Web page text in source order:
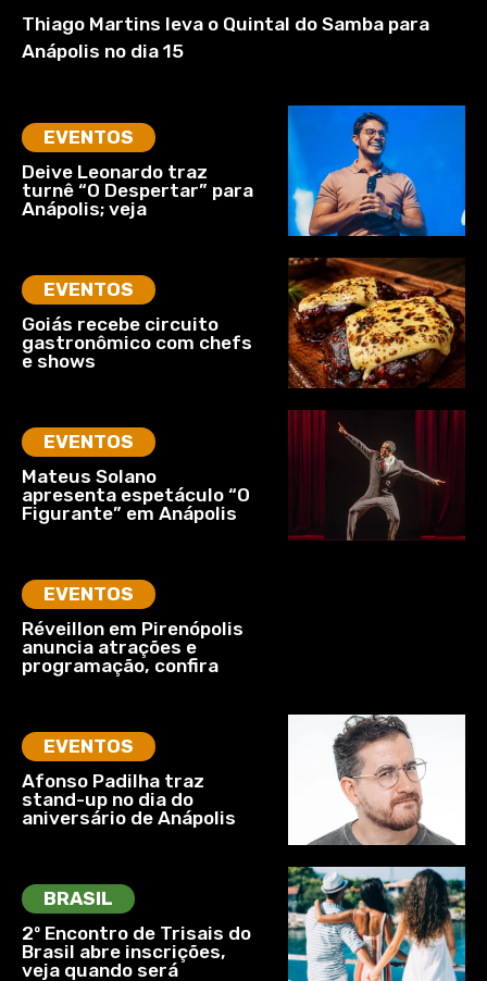
Thiago Martins leva o Quintal do Samba para
Anápolis no dia 15
EVENTOS
Deive Leonardo traz
turnê “O Despertar” para
Anápolis; veja
EVENTOS
Goiás recebe circuito
gastronômico com chefs
e shows
EVENTOS
Mateus Solano
apresenta espetáculo “O
Figurante” em Anápolis
EVENTOS
Réveillon em Pirenópolis
anuncia atrações e
programação, confira
EVENTOS
Afonso Padilha traz
stand-up no dia do
aniversário de Anápolis
BRASIL
2º Encontro de Trisais do
Brasil abre inscrições,
veja quando será